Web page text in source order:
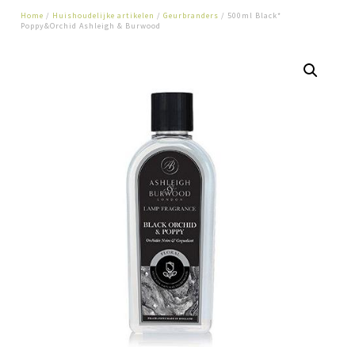
Home / Huishoudelijke artikelen /Geurbranders / 500ml Black*
Poppy&Orchid Ashleigh & Burwood